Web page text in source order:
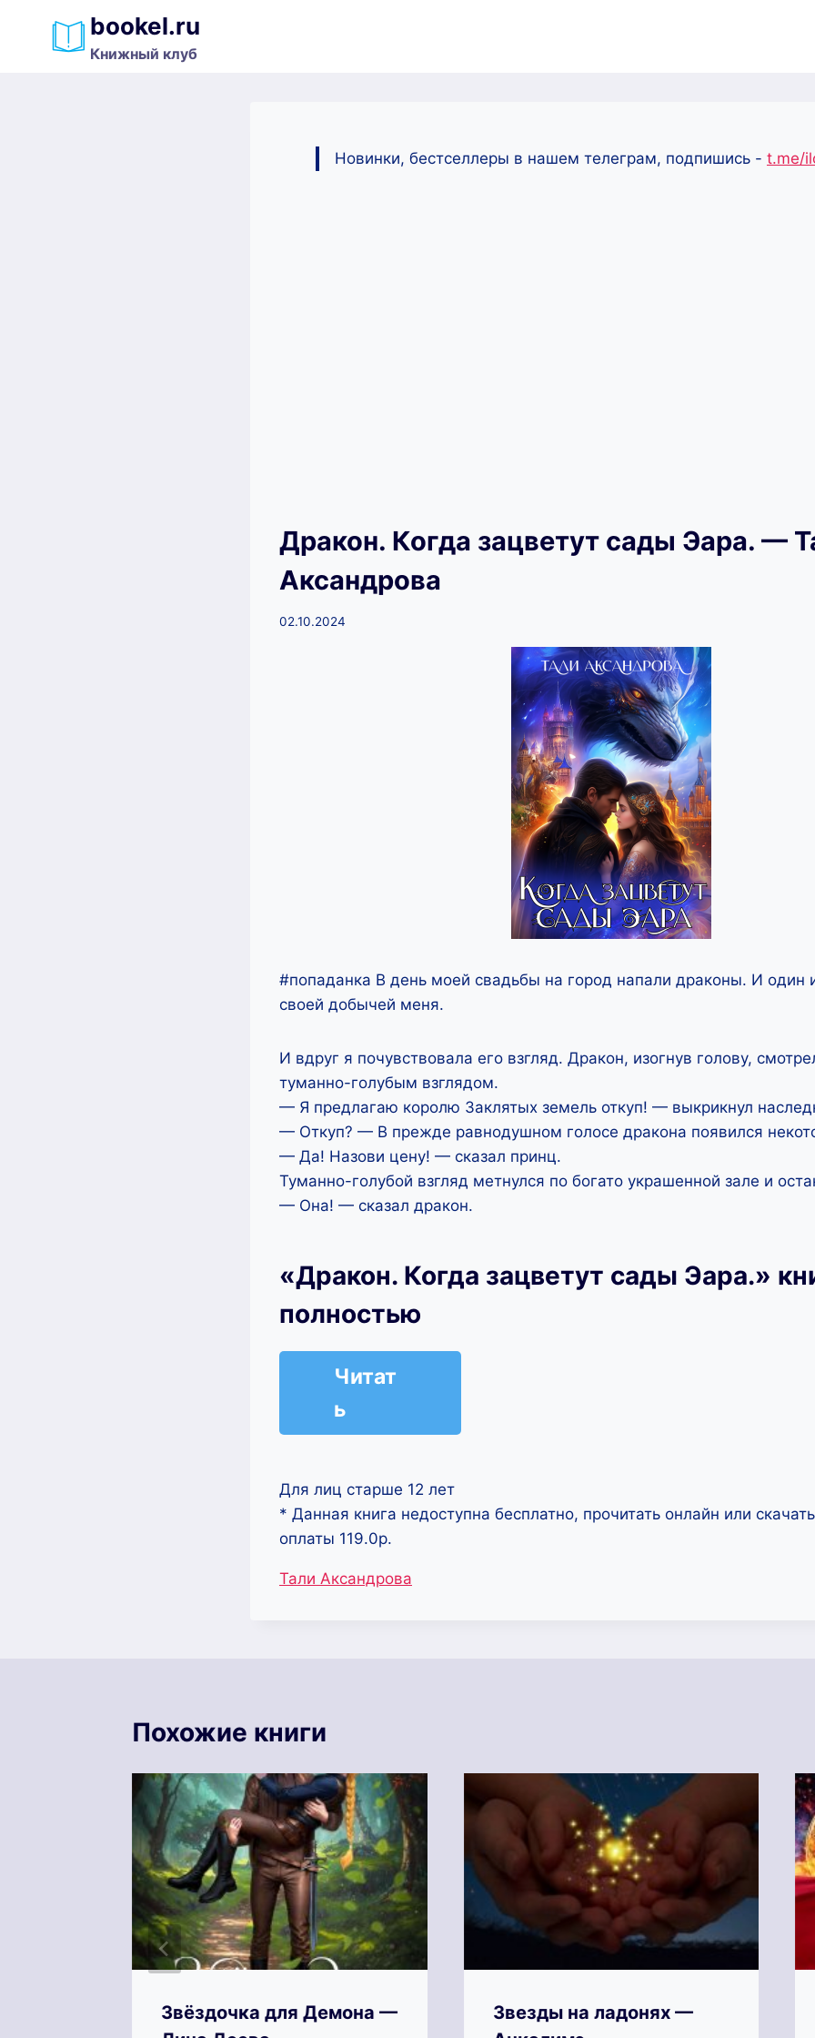
содержимому
bookel.ru
Книжный клуб
Новинки, бестселлеры в нашем телеграм, подпишись - t.me/
Дракон. Когда зацветут сады Эара. —
Аксандрова
02.10.2024
#попаданка В день моей свадьбы на город напали драконы. И один
своей добычей меня.
И вдруг я почувствовала его взгляд. Дракон, изогнув голову,
туманно-голубым взглядом.
— Я предлагаю королю Заклятых земель откуп! — выкрикнул
— Откуп? — В прежде равнодушном голосе дракона появился
— Да! Назови цену! — сказал принц.
Туманно-голубой взгляд метнулся по богато украшенной зале и
— Она! — сказал дракон.
«Дракон. Когда зацветут сады Эара.»
полностью
Читат
ь
Для лиц старше 12 лет
* Данная книга недоступна бесплатно, прочитать онлайн или
оплаты 119.0р.
Метки
Тали Аксандрова
Похожие книги
Звёздочка для Демона —
Звезды на ладонях —